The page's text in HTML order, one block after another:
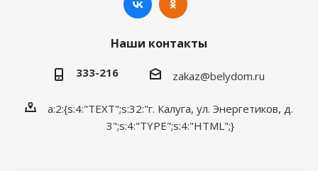
Наши контакты
333-216 zakaz@belydom.ru
a:2:{s:4:"TEXT";s:32:"г. Калуга, ул. Энергетиков, д.
3";s:4:"TYPE";s:4:"HTML";}